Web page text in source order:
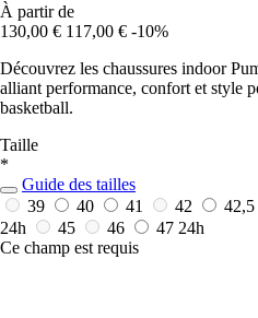
À partir de
130,00 € 117,00 € -10%
Découvrez les chaussures indoor
alliant performance, confort et style
basketball.
Taille
*
Guide des tailles
39
40 41 42 42,5
24h
45 46 47 24h
Ce champ est requis